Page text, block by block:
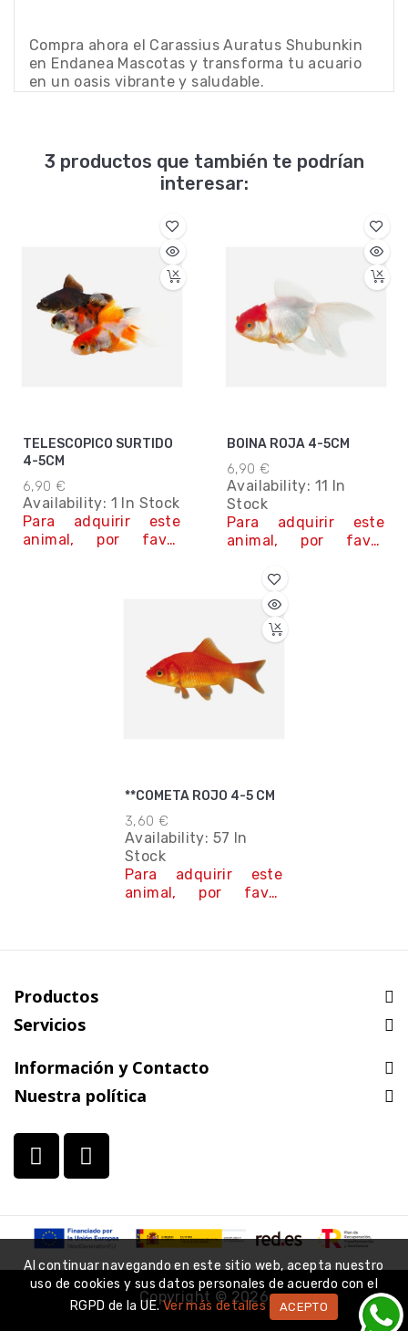
Al continuar navegando en este sitio web, acepta nuestro
uso de cookies y sus datos personales de acuerdo con el
RGPD de la UE. Ver más detalles ACEPTO
Compra ahora el Carassius Auratus Shubunkin
en Endanea Mascotas y transforma tu acuario
en un oasis vibrante y saludable.
3 productos que también te podrían
interesar:
TELESCOPICO SURTIDO
4-5CM
6,90 €
Availability: 1 In Stock
Para adquirir este
animal, por favor
BOINA ROJA 4-5CM
6,90 €
Availability: 11 In
Stock
Para adquirir este
animal, por favor
nosotros. Teléfono y
Whatsapp : 663 75 67
Contáctanos
**COMETA ROJO 4-5 CM
3,60 €
Availability: 57 In
Stock
Para adquirir este
animal, por favor
Productos
Servicios
Información y Contacto
Nuestra política
Copyright © 2026